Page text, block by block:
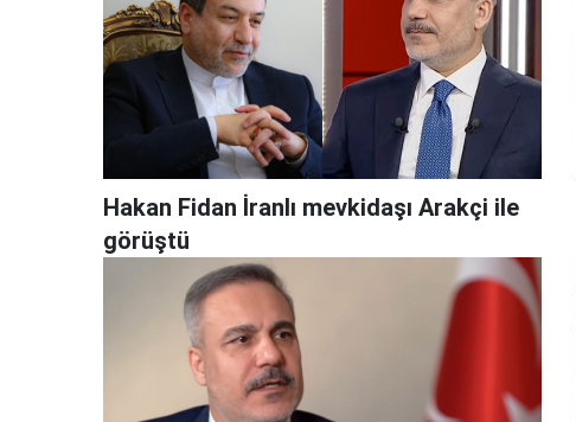
Hakan Fidan İranlı mevkidaşı Arakçi ile
görüştü